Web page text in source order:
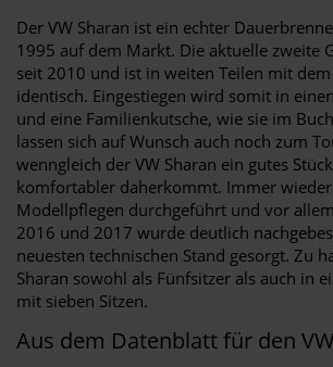
Der VW Sharan ist ein echter
1995 auf dem Markt. Die aktuelle zweite
seit 2010 und ist in weiten Teilen mit
identisch. Eingestiegen wird somit in
und eine Familienkutsche, wie sie im
lassen sich auf Wunsch auch noch zum
wenngleich der VW Sharan ein gutes
komfortabler daherkommt. Immer
Modellpflegen durchgeführt und vor
2016 und 2017 wurde deutlich
neuesten technischen Stand gesorgt. Zu
Sharan sowohl als Fünfsitzer als auch in
mit sieben Sitzen.
Aus dem Datenblatt für den